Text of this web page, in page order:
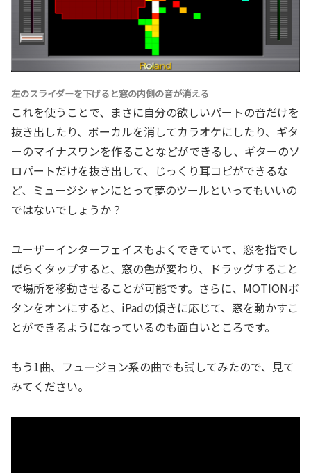
左のスライダーを下げると窓の内側の音が消える
これを使うことで、まさに自分の欲しいパートの音だけを
抜き出したり、ボーカルを消してカラオケにしたり、ギタ
ーのマイナスワンを作ることなどができるし、ギターのソ
ロパートだけを抜き出して、じっくり耳コピができるな
ど、ミュージシャンにとって夢のツールといってもいいの
ではないでしょうか？
ユーザーインターフェイスもよくできていて、窓を指でし
ばらくタップすると、窓の色が変わり、ドラッグすること
で場所を移動させることが可能です。さらに、MOTIONボ
タンをオンにすると、iPadの傾きに応じて、窓を動かすこ
とができるようになっているのも面白いところです。
もう1曲、フュージョン系の曲でも試してみたので、見て
みてください。